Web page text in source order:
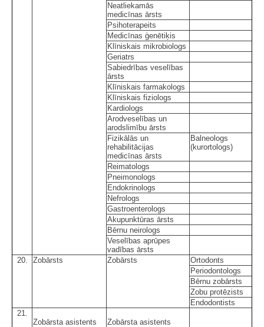
Neatliekamās
medicīnas ārsts
Psihoterapeits
Medicīnas ģenētiķis
Klīniskais mikrobiologs
Geriatrs
Sabiedrības veselības
ārsts
Klīniskais farmakologs
Klīniskais fiziologs
Kardiologs
Arodveselības un
arodslimību ārsts
Fizikālās un
rehabilitācijas
medicīnas ārsts
Balneologs
(kurortologs)
Reimatologs
Pneimonologs
Endokrinologs
Nefrologs
Gastroenterologs
Akupunktūras ārsts
Bērnu neirologs
Veselības aprūpes
vadības ārsts
20.
Zobārsts Zobārsts
Ortodonts
Periodontologs
Bērnu zobārsts
Zobu protēzists
Endodontists
21.
Zobārsta asistents
Zobārsta asistents